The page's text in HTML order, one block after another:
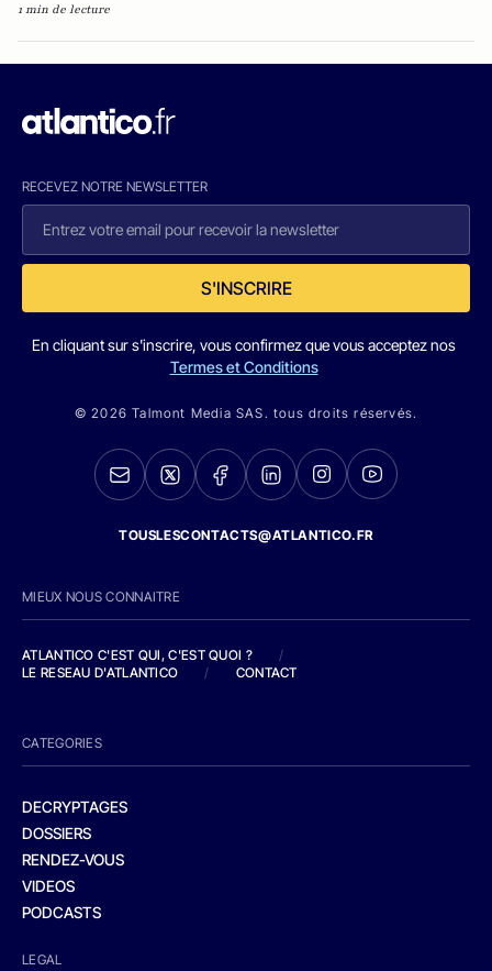
1 min de lecture
RECEVEZ NOTRE NEWSLETTER
S'INSCRIRE
En cliquant sur s'inscrire, vous confirmez que vous acceptez nos
Termes et Conditions
© 2026 Talmont Media SAS. tous droits réservés.
TOUSLESCONTACTS@ATLANTICO.FR
MIEUX NOUS CONNAITRE
ATLANTICO C'EST QUI, C'EST QUOI ?
/
LE RESEAU D'ATLANTICO
/ CONTACT
CATEGORIES
DECRYPTAGES
DOSSIERS
RENDEZ-VOUS
VIDEOS
PODCASTS
LEGAL